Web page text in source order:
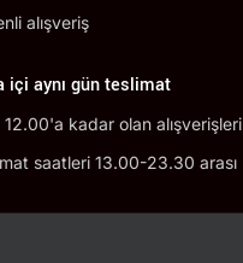
alışveriş
içi aynı gün teslimat
12.00'a kadar olan
saatleri 13.00-23.30 arası